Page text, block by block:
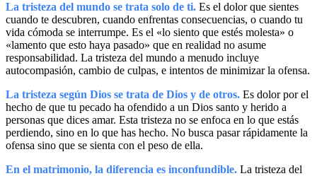
La tristeza del mundo se trata solo de ti. Es el dolor que sientes
cuando te descubren, cuando enfrentas consecuencias, o cuando tu
vida cómoda se interrumpe. Es el «lo siento que estés molesta» o
«lamento que esto haya pasado» que en realidad no asume
responsabilidad. La tristeza del mundo a menudo incluye
autocompasión, cambio de culpas, e intentos de minimizar la ofensa.
La tristeza según Dios se trata de Dios y de otros. Es dolor por el
hecho de que tu pecado ha ofendido a un Dios santo y herido a
personas que dices amar. Esta tristeza no se enfoca en lo que estás
perdiendo, sino en lo que has hecho. No busca pasar rápidamente la
ofensa sino que se sienta con el peso de ella.
En el matrimonio, la diferencia es inconfundible. La tristeza del